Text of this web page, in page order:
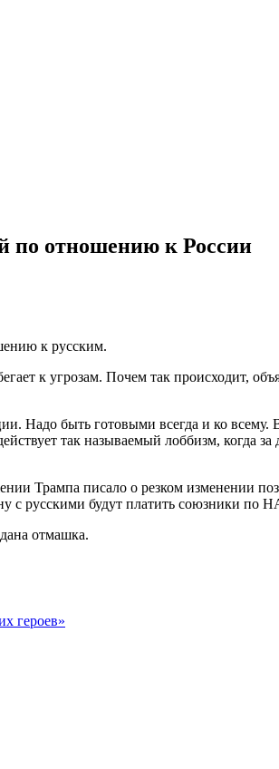
по отношению к России
к русским.
к угрозам. Почем так происходит,
Надо быть готовыми всегда и ко
так называемый лоббизм, когда
Трампа писало о резком изменении
с русскими будут платить союзники по
отмашка.
героев»